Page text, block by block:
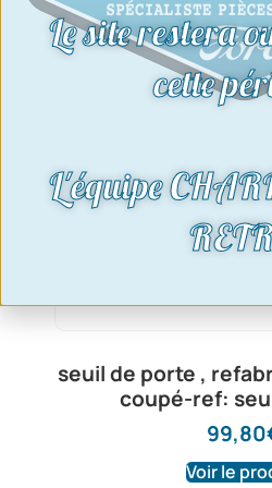
seuil de porte ,
coupé-ref:
99,80
Voir le
Le site restera
cette
L'équipe